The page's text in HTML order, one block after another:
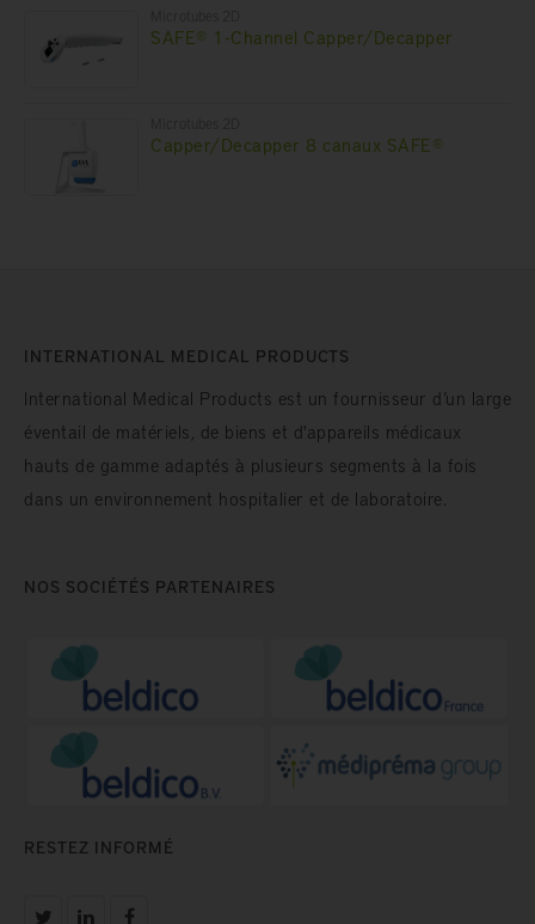
SAFE® 1-Channel Capper/Decapper
Capper/Decapper 8 canaux SAFE®
INTERNATIONAL MEDICAL PRODUCTS
International Medical Products est un fournisseur d’un large
éventail de matériels, de biens et d'appareils médicaux
hauts de gamme adaptés à plusieurs segments à la fois
dans un environnement hospitalier et de laboratoire.
NOS SOCIÉTÉS PARTENAIRES
RESTEZ INFORMÉ